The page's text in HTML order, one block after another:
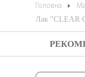
Головна
Лак "CLEAR